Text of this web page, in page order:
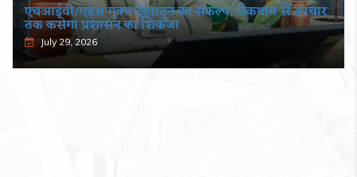
एचआईवी/एड्स मुक्त देहरादून का संकल्प, रोकथाम से उपचार
तक कसेगा प्रशासन का शिकंजा
July 29, 2026